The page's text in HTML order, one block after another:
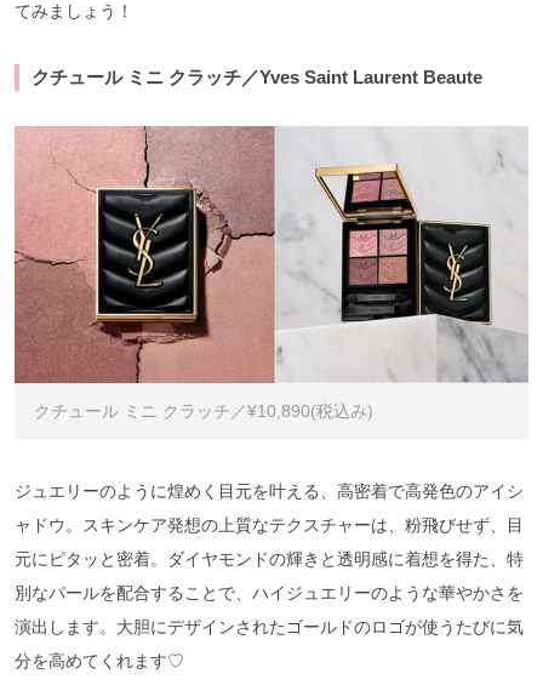
てみましょう！
クチュール ミニ クラッチ／Yves Saint Laurent Beaute
クチュール ミニ クラッチ／¥10,890(税込み)
ジュエリーのように煌めく目元を叶える、高密着で高発色のアイシ
ャドウ。スキンケア発想の上質なテクスチャーは、粉飛びせず、目
元にピタッと密着。ダイヤモンドの輝きと透明感に着想を得た、特
別なパールを配合することで、ハイジュエリーのような華やかさを
演出します。大胆にデザインされたゴールドのロゴが使うたびに気
分を高めてくれます♡